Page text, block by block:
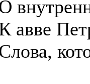
авве